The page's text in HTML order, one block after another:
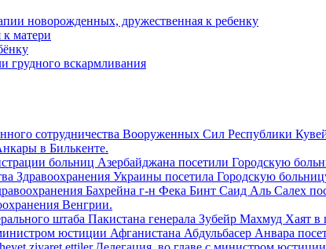
новорожденных, дружественная к ребенку
к матери
грудного вскармливания
сотрудничества Вооруженных Сил Республики
в Билькенте.
больниц Азербайджана посетили Городскую
Здравоохранения Украины посетила Городскую
Бахрейна г-н Фека Бинт Саид Аль Салех
Венгрии.
штаба Пакистана генерала Зубейр Махмуд Хаят
юстиции Афганистана Абдульбасер Анвара